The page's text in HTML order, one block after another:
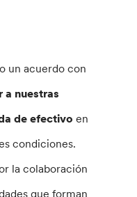
un acuerdo con
a nuestras
de efectivo en
condiciones.
la colaboración
que forman